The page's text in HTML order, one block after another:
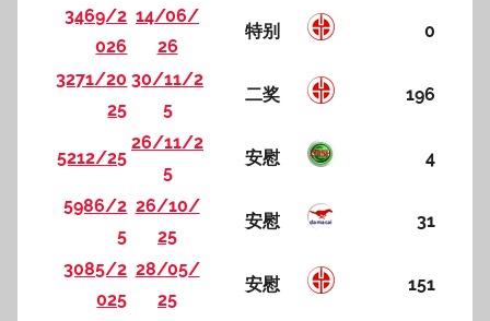
3469/2
026
14/06/
26
特别 0
3271/20
25
30/11/2
5
二奖 196
5212/25
26/11/2
5
安慰 4
5986/2
5
26/10/
25
安慰 31
3085/2
025
28/05/
25
安慰 151